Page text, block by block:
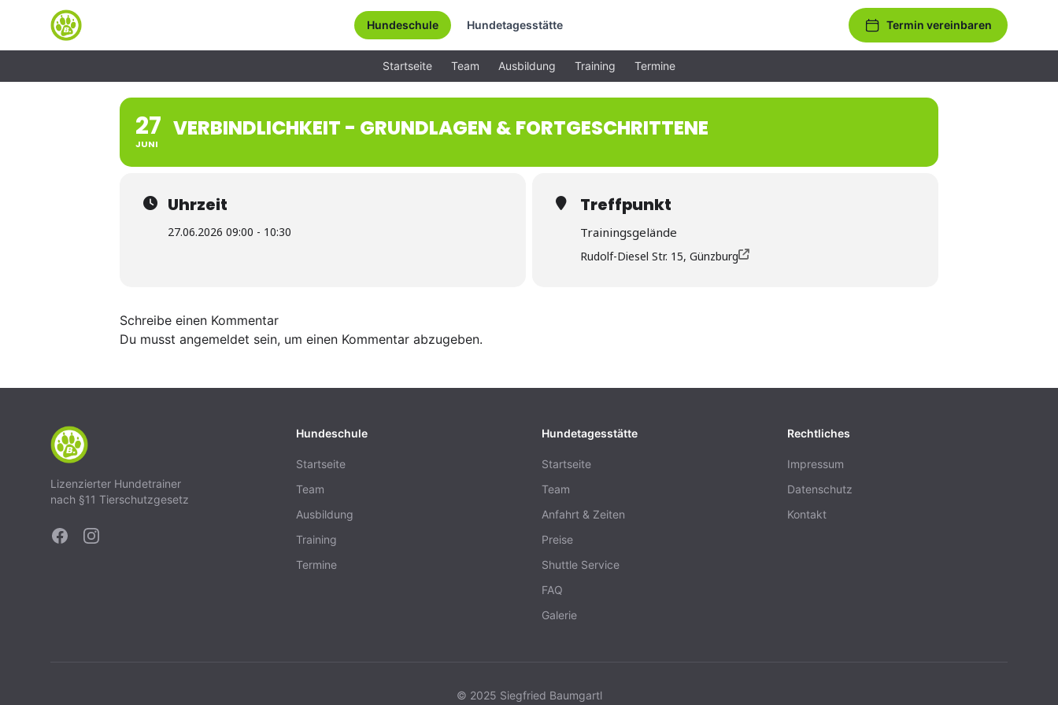
Hundeschule Hundetagesstätte Termin vereinbaren
Startseite Team Ausbildung Training Termine
27
JUNI
VERBINDLICHKEIT - GRUNDLAGEN & FORTGESCHRITTENE
Uhrzeit
27.06.2026 09:00 - 10:30
Treffpunkt
Trainingsgelände
Rudolf-Diesel Str. 15, Günzburg
Schreibe einen Kommentar
Du musst angemeldet sein, um einen Kommentar abzugeben.
Lizenzierter Hundetrainer
nach §11 Tierschutzgesetz
Hundeschule
Startseite
Team
Ausbildung
Training
Termine
Hundetagesstätte
Startseite
Team
Anfahrt & Zeiten
Preise
Shuttle Service
FAQ
Galerie
Rechtliches
Impressum
Datenschutz
Kontakt
© 2025 Siegfried Baumgartl